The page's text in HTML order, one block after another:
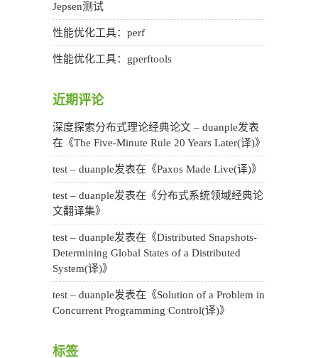
Jepsen测试
性能优化工具：perf
性能优化工具：gperftools
近期评论
深度探索分布式理论经典论文 – duanple发表
在《The Five-Minute Rule 20 Years Later(译)》
test – duanple发表在《Paxos Made Live(译)》
test – duanple发表在《分布式系统领域经典论
文翻译集》
test – duanple发表在《Distributed Snapshots-
Determining Global States of a Distributed
System(译)》
test – duanple发表在《Solution of a Problem in
Concurrent Programming Control(译)》
标签